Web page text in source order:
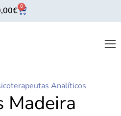
€ 0
Analíticos
Madeira